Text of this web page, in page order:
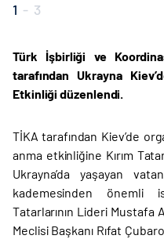
1 - 3
Türk İşbirliği ve
tarafından Ukrayna
Etkinliği düzenlendi.
TİKA tarafından Kiev’de
anma etkinliğine Kırım
Ukrayna’da yaşayan
kademesinden önemli
Tatarlarının Lideri Mustafa
Meclisi Başkanı Rıfat